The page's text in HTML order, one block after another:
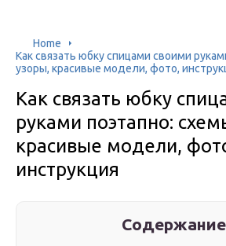
Home
Как связать юбку спицами своими
узоры, красивые модели, фото,
Как связать юбку
руками поэтапно:
красивые модели,
инструкция